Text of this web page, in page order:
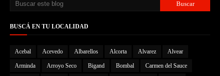
BUSCÁ EN TU LOCALIDAD
Acebal Acevedo Albarellos Alcorta Alvarez Alvear
Arminda Arroyo Seco Bigand Bombal Carmen del Sauce